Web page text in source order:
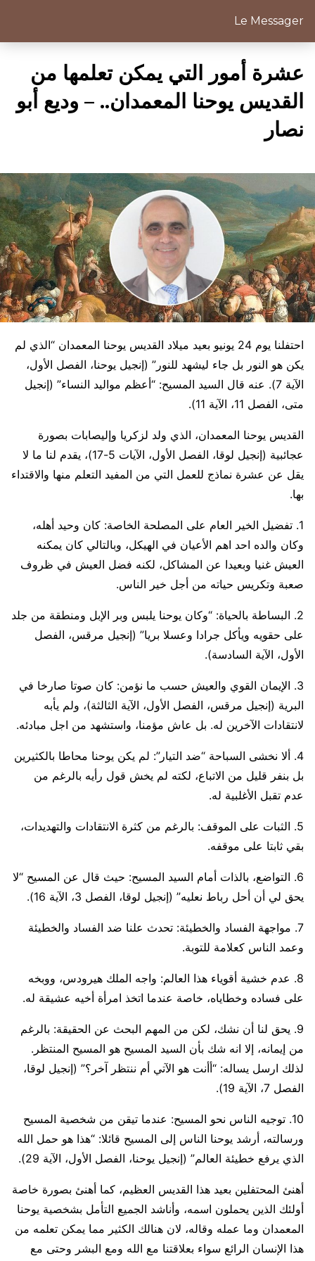
Le Messager
عشرة أمور التي يمكن تعلمها من
القديس يوحنا المعمدان.. – وديع أبو
نصار
احتفلنا يوم 24 يونيو بعيد ميلاد القديس يوحنا المعمدان “الذي لم
يكن هو النور بل جاء ليشهد للنور” (إنجيل يوحنا، الفصل الأول،
الآية 7). عنه قال السيد المسيح: “أعظم مواليد النساء” (إنجيل
متى، الفصل 11، الآية 11).
القديس يوحنا المعمدان، الذي ولد لزكريا وإليصابات بصورة
عجائبية (إنجيل لوقا، الفصل الأول، الآيات 5-17)، يقدم لنا ما لا
يقل عن عشرة نماذج للعمل التي من المفيد التعلم منها والاقتداء
بها.
1. تفضيل الخير العام على المصلحة الخاصة: كان وحيد أهله،
وكان والده احد اهم الأعيان في الهيكل، وبالتالي كان يمكنه
العيش غنيا وبعيدا عن المشاكل، لكنه فضل العيش في ظروف
صعبة وتكريس حياته من أجل خير الناس.
2. البساطة بالحياة: “وكان يوحنا يلبس وبر الإبل ومنطقة من جلد
على حقويه ويأكل جرادا وعسلا بريا” (إنجيل مرقس، الفصل
الأول، الآية السادسة).
3. الإيمان القوي والعيش حسب ما نؤمن: كان صوتا صارخا في
البرية (إنجيل مرقس، الفصل الأول، الآية الثالثة)، ولم يأبه
لانتقادات الآخرين له. بل عاش مؤمنا، واستشهد من اجل مبادئه.
4. ألا نخشى السباحة “ضد التيار”: لم يكن يوحنا محاطا بالكثيرين
بل بنفر قليل من الاتباع، لكته لم يخش قول رأيه بالرغم من
عدم تقبل الأغلبية له.
5. الثبات على الموقف: بالرغم من كثرة الانتقادات والتهديدات،
بقي ثابتا على موقفه.
6. التواضع، بالذات أمام السيد المسيح: حيث قال عن المسيح “لا
يحق لي أن أحل رباط نعليه” (إنجيل لوقا، الفصل 3، الآية 16).
7. مواجهة الفساد والخطيئة: تحدث علنا ضد الفساد والخطيئة
وعمد الناس كعلامة للتوبة.
8. عدم خشية أقوياء هذا العالم: واجه الملك هيرودس، ووبخه
على فساده وخطاياه، خاصة عندما اتخذ امرأة أخيه عشيقة له.
9. يحق لنا أن نشك، لكن من المهم البحث عن الحقيقة: بالرغم
من إيمانه، إلا انه شك بأن السيد المسيح هو المسيح المنتظر.
لذلك ارسل يساله: “أأنت هو الآتي أم ننتظر آخر؟” (إنجيل لوقا،
الفصل 7، الآية 19).
10. توجيه الناس نحو المسيح: عندما تيقن من شخصية المسيح
ورسالته، أرشد يوحنا الناس إلى المسيح قائلا: “هذا هو حمل الله
الذي يرفع خطيئة العالم” (إنجيل يوحنا، الفصل الأول، الآية 29).
أهنئ المحتفلين بعيد هذا القديس العظيم، كما أهنئ بصورة خاصة
أولئك الذين يحملون اسمه، وأناشد الجميع التأمل بشخصية يوحنا
المعمدان وما عمله وقاله، لان هنالك الكثير مما يمكن تعلمه من
هذا الإنسان الرائع سواء بعلاقتنا مع الله ومع البشر وحتى مع